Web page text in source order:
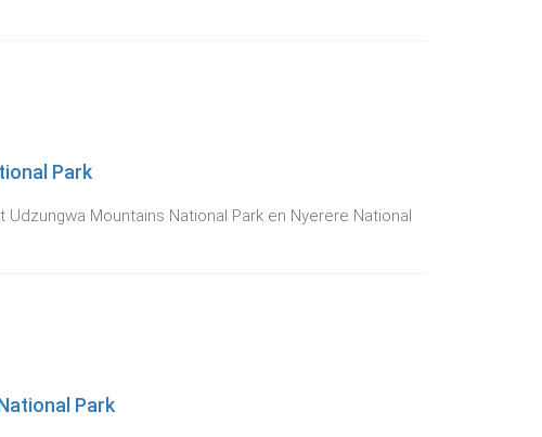
Park
Udzungwa Mountains National Park en Nyerere National
Park